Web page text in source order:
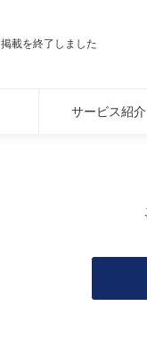
載を終了しました
サービス紹介